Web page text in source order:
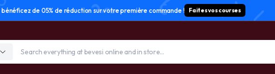
de 05% de réduction sur votre première commande ! Faites vos courses